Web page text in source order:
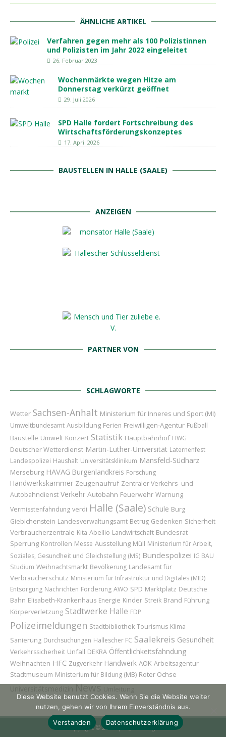
ÄHNLICHE ARTIKEL
Verfahren gegen mehr als 100 Polizistinnen
und Polizisten im Jahr 2022 eingeleitet
26. Februar 2023
Wochenmärkte wegen Hitze am
Donnerstag verkürzt geöffnet
29. Juli 2026
SPD Halle fordert Fortschreibung des
Wirtschaftsförderungskonzeptes
17. April 2026
BAUSTELLEN IN HALLE (SAALE)
ANZEIGEN
PARTNER VON
SCHLAGWORTE
Wetter Sachsen-Anhalt Ministerium für Inneres und Sport (MI)
Umweltbundesamt Ausbildung Ferien Freiwilligen-Agentur Fußball
Baustelle Umwelt Konzert Statistik Hauptbahnhof HWG
Deutscher Wetterdienst Martin-Luther-Universität Laternenfest
Landespolizei Haushalt Universitätsklinikum Mansfeld-Südharz
Merseburg HAVAG Burgenlandkreis Forschung
Handwerkskammer Zeugenaufruf Zentraler Verkehrs- und
Autobahndienst Verkehr Autobahn Feuerwehr Warnung
Vermisstenfahndung verdi Halle (Saale) Schule Burg
Giebichenstein Landesverwaltungsamt Betrug Gedenken Sicherheit
Verbraucherzentrale Kita Abellio Landwirtschaft Bundesrat
Sperrung Kontrollen Messe Ausstellung Müll Ministerium für Arbeit,
Soziales, Gesundheit und Gleichstellung (MS) Bundespolizei IG BAU
Studium Weihnachtsmarkt Bevölkerung Landesamt für
Verbraucherschutz Ministerium für Infrastruktur und Digitales (MID)
Entsorgung Nachrichten Förderung AWO SPD Marktplatz Deutsche
Bahn Elisabeth-Krankenhaus Energie Kinder Streik Brand Führung
Körperverletzung Stadtwerke Halle FDP
Polizeimeldungen Stadtbibliothek Tourismus Klima
Sanierung Durchsuchungen Hallescher FC Saalekreis Gesundheit
Verkehrssicherheit Unfall DEKRA Öffentlichkeitsfahndung
Weihnachten HFC Zugverkehr Handwerk AOK Arbeitsagentur
Stadtmuseum Ministerium für Bildung (MB) Roter Ochse
News
Copyright © 2026 | H@llAnzeiger
Diese Website benutzt Cookies. Wenn Sie die Website weiter
nutzen, gehen wir von Ihrem Einverständnis aus.
Verstanden
Datenschutzerklärung